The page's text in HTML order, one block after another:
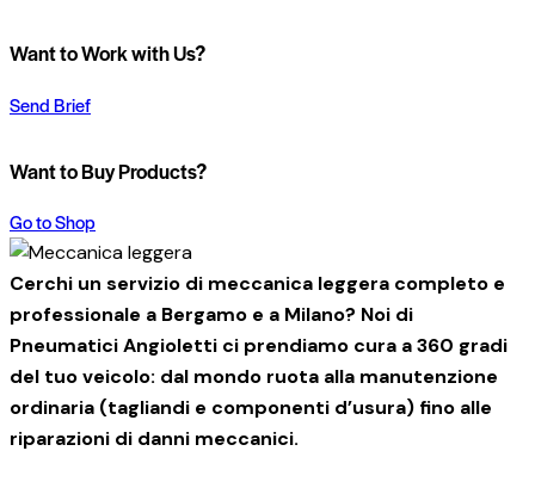
Want to Work with Us?
Send Brief
Want to Buy Products?
Go to Shop
Cerchi un servizio di meccanica leggera completo e
professionale a Bergamo e a Milano? Noi di
Pneumatici Angioletti ci prendiamo cura a 360 gradi
del tuo veicolo: dal mondo ruota alla manutenzione
ordinaria (tagliandi e componenti d’usura) fino alle
riparazioni di danni meccanici.